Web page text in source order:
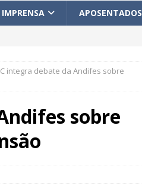
IMPRENSA APOSENTADOS
integra debate da Andifes sobre
sobre